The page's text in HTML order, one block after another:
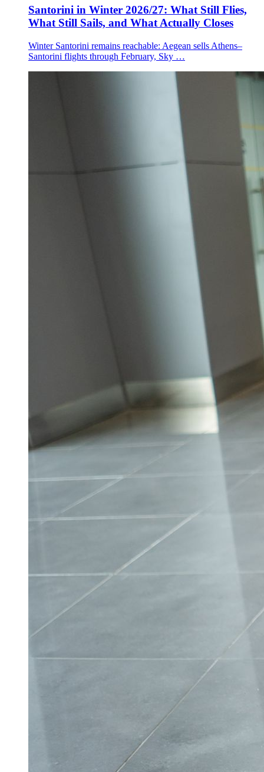
Santorini in Winter 2026/27: What Still Flies,
What Still Sails, and What Actually Closes
Winter Santorini remains reachable: Aegean sells Athens–
Santorini flights through February, Sky …